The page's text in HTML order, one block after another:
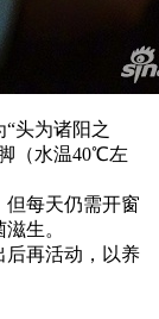
“头为诸阳之
（水温40℃左
但每天仍需开窗
生。
后再活动，以养